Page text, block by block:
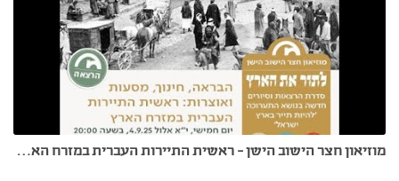
מוזיאון חצר הישוב הישן - ראשית התיירות העברית במזרח הארץ - דר של ראובן גפני 4.9.25.